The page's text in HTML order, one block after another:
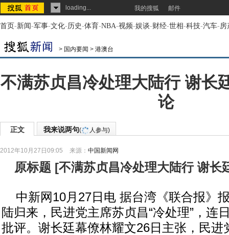
loading... 我的搜狐 邮件
首页-新闻-军事-文化-历史-体育-NBA-视频-娱谈-财经-世相-科技-汽车-房
> 国内要闻 > 港澳台
不满苏贞昌冷处理大陆行 谢长
论
正文 我来说两句( 人参与)
2012年10月27日09:05 来源： 中国新闻网
原标题 [不满苏贞昌冷处理大陆行 谢长
中新网10月27日电 据台湾《联合报》
陆归来，民进党主席苏贞昌“冷处理”，连
批评。谢长廷幕僚林耀文26日主张，民进